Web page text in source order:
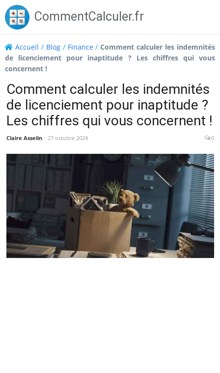
Skip
to
content
CommentCalculer.fr
Accueil / Blog/ Finance/ Comment calculer les indemnités
de licenciement pour inaptitude ? Les chiffres qui vous
concernent !
Comment calculer les indemnités
de licenciement pour inaptitude ?
Les chiffres qui vous concernent !
Claire Asselin 27 octobre 2024 0